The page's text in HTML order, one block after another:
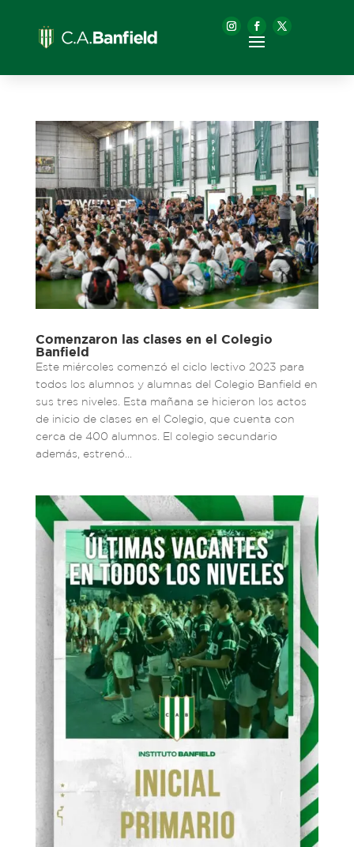
Comenzaron las clases en el Colegio
Banfield
Este miércoles comenzó el ciclo lectivo 2023 para
todos los alumnos y alumnas del Colegio Banfield en
sus tres niveles. Esta mañana se hicieron los actos
de inicio de clases en el Colegio, que cuenta con
cerca de 400 alumnos. El colegio secundario
además, estrenó...